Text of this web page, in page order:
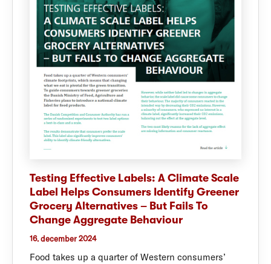
Testing Effective Labels: A Climate Scale
Label Helps Consumers Identify Greener
Grocery Alternatives – But Fails To
Change Aggregate Behaviour
16. december 2024
Food takes up a quarter of Western consumers’